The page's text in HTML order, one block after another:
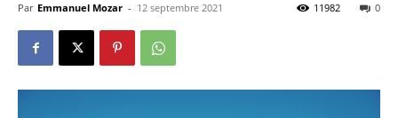
Par Emmanuel Mozar - 12 septembre 2021 0
11982